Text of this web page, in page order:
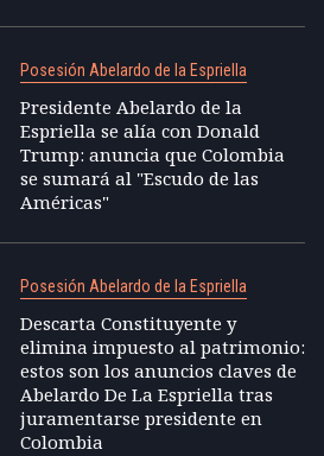
Posesión Abelardo de la Espriella
Presidente Abelardo de la
Espriella se alía con Donald
Trump: anuncia que Colombia
se sumará al "Escudo de las
Américas"
Posesión Abelardo de la Espriella
Descarta Constituyente y
elimina impuesto al patrimonio:
estos son los anuncios claves de
Abelardo De La Espriella tras
juramentarse presidente en
Colombia